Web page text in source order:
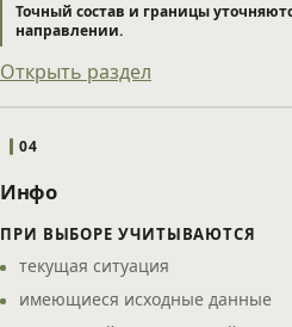
Точный состав и границы
направлении.
Открыть раздел
04
Инфо
ПРИ ВЫБОРЕ УЧИТЫВАЮТСЯ
текущая ситуация
имеющиеся исходные данные